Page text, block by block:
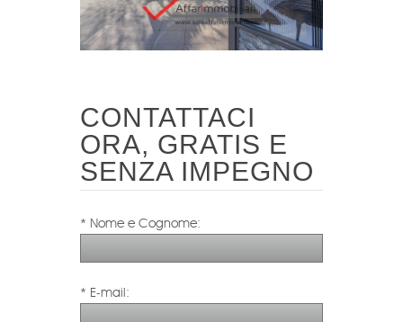
CONTATTACI
ORA, GRATIS E
SENZA IMPEGNO
* Nome e Cognome:
* E-mail: